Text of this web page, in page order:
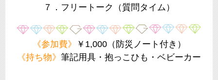
​７．フリートーク（質問タイム）
《参加費》
￥1,000（防災ノート付き）
《持ち物》 筆記用具・抱っこひも・ベビーカー